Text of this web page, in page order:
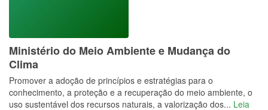
Ministério do Meio Ambiente e Mudança do
Clima
Promover a adoção de princípios e estratégias para o
conhecimento, a proteção e a recuperação do meio ambiente, o
uso sustentável dos recursos naturais, a valorização dos... Leia